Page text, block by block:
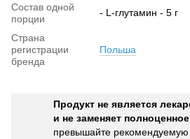
Состав одной
порции
- L-глутамин - 5 г
Страна
регистрации
бренда
Польша
Продукт не является
и не заменяет
превышайте рекомендуемую